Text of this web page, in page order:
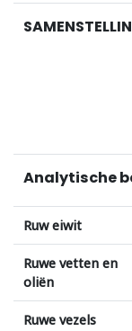
Analytische
Ruw eiwit
Ruwe vetten en
oliën
Ruwe vezels